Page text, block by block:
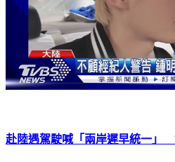
赴陸遇駕駛喊「兩岸遲早統一」